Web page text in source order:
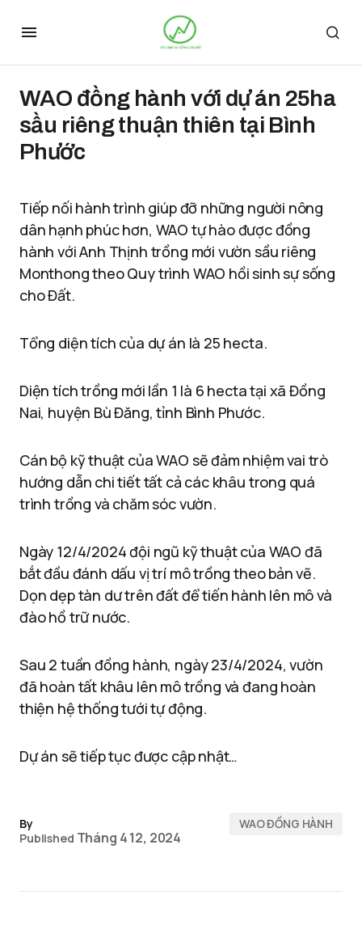
WAO đồng hành với dự án 25ha
sầu riêng thuận thiên tại Bình
Phước
Tiếp nối hành trình giúp đỡ những người nông
dân hạnh phúc hơn, WAO tự hào được đồng
hành với Anh Thịnh trồng mới vườn sầu riêng
Monthong theo Quy trình WAO hồi sinh sự sống
cho Đất.
Tổng diện tích của dự án là 25 hecta.
Diện tích trồng mới lần 1 là 6 hecta tại xã Đồng
Nai, huyện Bù Đăng, tỉnh Bình Phước.
Cán bộ kỹ thuật của WAO sẽ đảm nhiệm vai trò
hướng dẫn chi tiết tất cả các khâu trong quá
trình trồng và chăm sóc vườn.
Ngày 12/4/2024 đội ngũ kỹ thuật của WAO đã
bắt đầu đánh dấu vị trí mô trồng theo bản vẽ.
Dọn dẹp tàn dư trên đất để tiến hành lên mô và
đào hồ trữ nước.
Sau 2 tuần đồng hành, ngày 23/4/2024, vườn
đã hoàn tất khâu lên mô trồng và đang hoàn
thiện hệ thống tưới tự động.
Dự án sẽ tiếp tục được cập nhật…
By
Published Tháng 4 12, 2024
WAO ĐỒNG HÀNH